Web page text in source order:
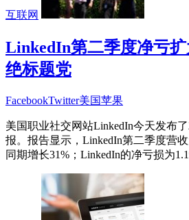
互联网
LinkedIn第二季度净亏扩
绝标题党
FacebookTwitter美国苹果
美国职业社交网站LinkedIn今天发布
报。报告显示，LinkedIn第二季度营
同期增长31%；LinkedIn的净亏损为